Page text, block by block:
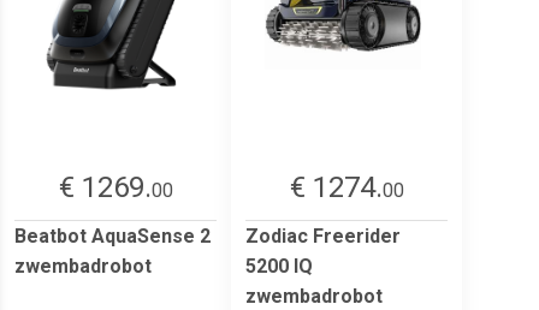
€ 1269.00
Beatbot AquaSense 2
zwembadrobot
€ 1274.00
Zodiac Freerider
5200 IQ
zwembadrobot